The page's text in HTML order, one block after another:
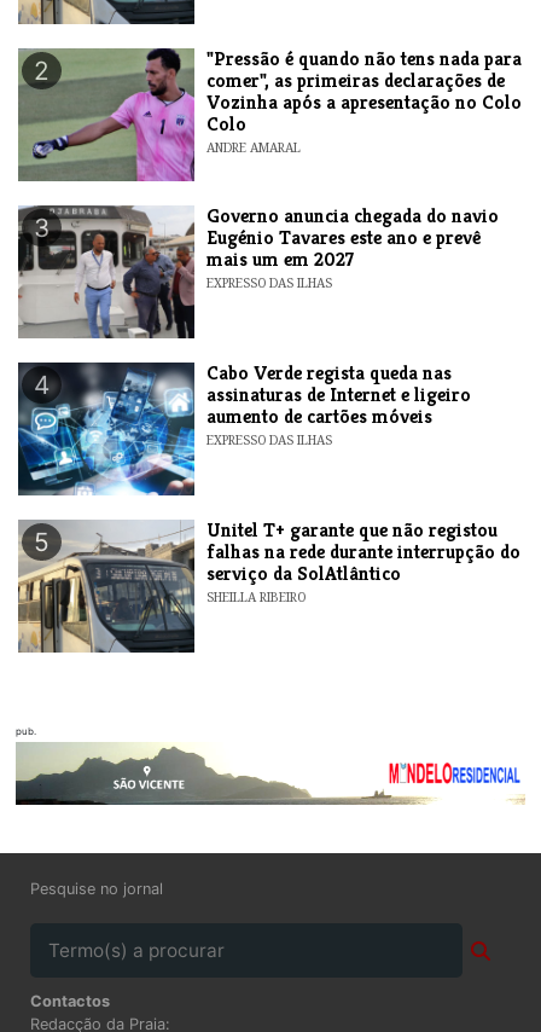
2
"Pressão é quando não tens nada para
comer", as primeiras declarações de
Vozinha após a apresentação no Colo
Colo
ANDRE AMARAL
3
Governo anuncia chegada do navio
Eugénio Tavares este ano e prevê
mais um em 2027
EXPRESSO DAS ILHAS
4
Cabo Verde regista queda nas
assinaturas de Internet e ligeiro
aumento de cartões móveis
EXPRESSO DAS ILHAS
5
Unitel T+ garante que não registou
falhas na rede durante interrupção do
serviço da SolAtlântico
SHEILLA RIBEIRO
pub.
Pesquise no jornal
Contactos
Redacção da Praia: